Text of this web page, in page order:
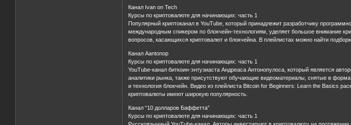
Канал Ivan on Tech
Курсы по криптовалюте для начинающих: часть 1
Популярный криптоканал в YouTube, который принадлежит разработчику
международным спикером по блокчейн-технологиям, уделяет большое внимание
вопросов, касающихся криптовалют и блокчейна. В плейлистах можно найти
Канал Aantonop
Курсы по криптовалюте для начинающих: часть 1
YouTube-канал биткоин-энтузиаста Андреаса Антонопулоса, который является
аналитики рынка, также присутствуют обучающие видеоматериалы, снятые в
и технология блокчейн. Видео из плейлиста Bitcoin for Beginners: Learn the Basics
криптовалюты имеют широкую популярность.
Канал “10 долларов Баффетта”
Курсы по криптовалюте для начинающих: часть 1